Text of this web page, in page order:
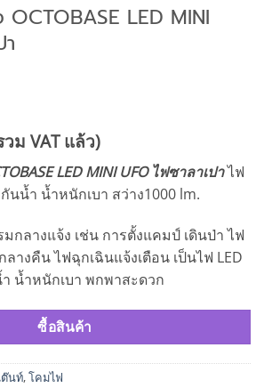
LED MINI
วม VAT แล้ว)
LED MINI UFO ไฟซาลาเปาไฟ
นน้ำ น้ำหนักเบา สว่าง1000 lm.
กลางแจ้ง เช่น การตั้งแคมป์ เดินป่า ไฟ
างคืน ไฟฉุกเฉินแจ้งเตือน เป็นไฟ LED
น้ำหนักเบา พกพาสะดวก
ซื้อสินค้า
นท์,โคมไฟ